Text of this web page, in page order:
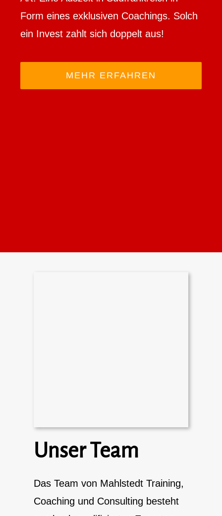
super Gedankenstütze und extrem
Weg ist noch nicht zu Ende!
Form eines exklusiven Coachings. Solch
ein Invest zahlt sich doppelt aus!
MEHR ERFAHREN
Unser Team
Das Team von Mahlstedt Training,
Coaching und Consulting besteht